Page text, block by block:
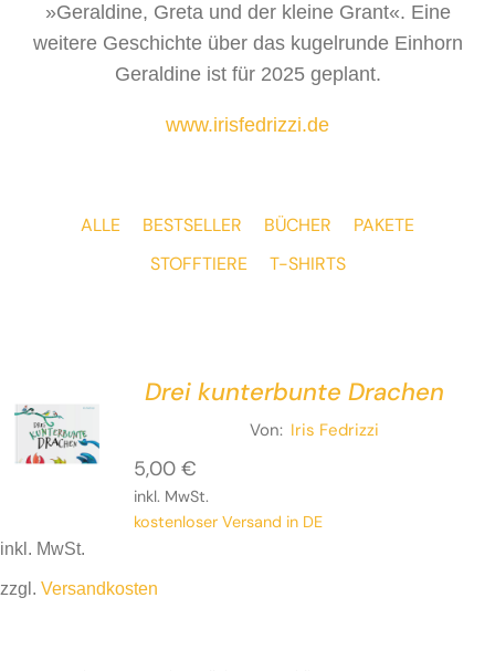
»Geraldine, Greta und der kleine Grant«. Eine
weitere Geschichte über das kugelrunde Einhorn
Geraldine ist für 2025 geplant.
www.irisfedrizzi.de
ALLE BESTSELLER BÜCHER
PAKETE
STOFFTIERE
T-SHIRTS
Drei kunterbunte Drachen
Von: Iris Fedrizzi
5,00 €
inkl. MwSt.
kostenloser Versand in DE
inkl. MwSt.
zzgl. Versandkosten